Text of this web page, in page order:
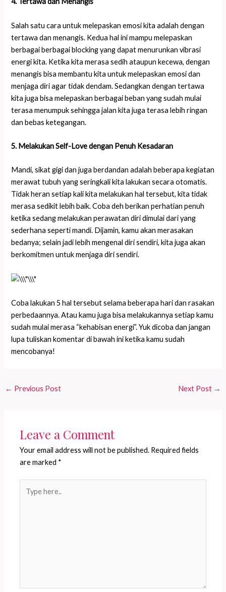
Salah satu cara untuk melepaskan emosi kita adalah dengan
tertawa dan menangis. Kedua hal ini mampu melepaskan
berbagai berbagai blocking yang dapat menurunkan vibrasi
energi kita. Ketika kita merasa sedih ataupun kecewa, dengan
menangis bisa membantu kita untuk melepaskan emosi dan
menjaga diri agar tidak dendam. Sedangkan dengan tertawa
kita juga bisa melepaskan berbagai beban yang sudah mulai
terasa menumpuk sehingga jalan kita juga terasa lebih ringan
dan bebas ketegangan.
5. Melakukan Self-Love dengan Penuh Kesadaran
Mandi, sikat gigi dan juga berdandan adalah beberapa kegiatan
merawat tubuh yang seringkali kita lakukan secara otomatis.
Tidak heran setiap kali kita melakukan hal tersebut, kita tidak
merasa sedikit lebih baik. Coba deh berikan perhatian penuh
ketika sedang melakukan perawatan diri dimulai dari yang
sederhana seperti mandi. Dijamin, kamu akan merasakan
bedanya; selain jadi lebih mengenal diri sendiri, kita juga akan
berkomitmen untuk menjaga diri sendiri.
Coba lakukan 5 hal tersebut selama beberapa hari dan rasakan
perbedaannya. Atau kamu juga bisa melakukannya setiap kamu
sudah mulai merasa “kehabisan energi”. Yuk dicoba dan jangan
lupa tuliskan komentar di bawah ini ketika kamu sudah
mencobanya!
← Previous Post Next Post →
Leave a Comment
Your email address will not be published. Required fields
are marked *
here..